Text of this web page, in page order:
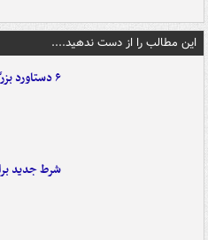
این مطالب را از دست ندهید....
۶ دستاورد بزرگ ایران در ۱۶۰ روز رهبری رهبر انقلاب
شرط جدید